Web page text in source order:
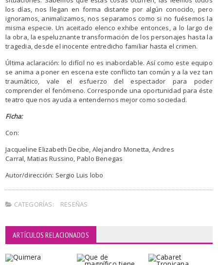
los días, nos llegan en forma distante por algún conocido, pero
ignoramos, animalizamos, nos separamos como si no fuésemos la
misma especie. Un aceitado elenco exhibe entonces, a lo largo de
la obra, la espeluznante transformación de los personajes hasta la
tragedia, desde el inocente entredicho familiar hasta el crimen.
Última aclaración: lo difícil no es inabordable. Así como este equipo
se anima a poner en escena este conflicto tan común y a la vez tan
traumático, vale el esfuerzo del espectador para poder
comprender el fenómeno. Corresponde una oportunidad para éste
teatro que nos ayuda a entendernos mejor como sociedad.
Ficha:
Con:
Jacqueline Elizabeth Decibe, Alejandro Monetta, Andres
Carral, Matias Russino, Pablo Benegas
Autor/dirección: Sergio Luis lobo
CATEGORÍAS: RESEÑAS
ARTÍCULOS RELACIONADOS